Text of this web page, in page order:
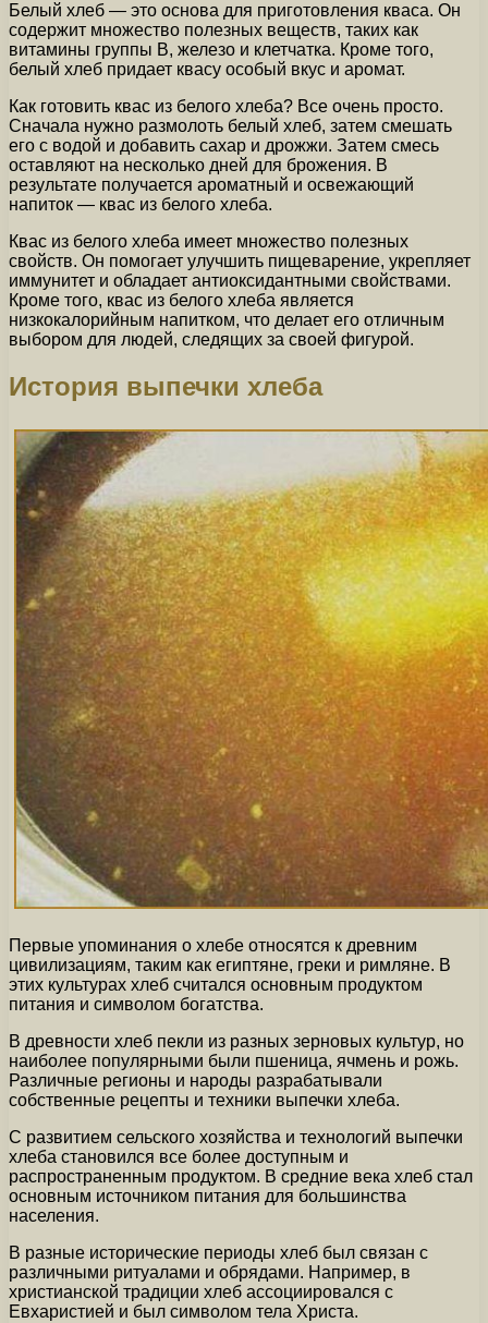
Белый хлеб — это основа для приготовления кваса. Он
содержит множество полезных веществ, таких как
витамины группы В, железо и клетчатка. Кроме того,
белый хлеб придает квасу особый вкус и аромат.
Как готовить квас из белого хлеба? Все очень просто.
Сначала нужно размолоть белый хлеб, затем смешать
его с водой и добавить сахар и дрожжи. Затем смесь
оставляют на несколько дней для брожения. В
результате получается ароматный и освежающий
напиток — квас из белого хлеба.
Квас из белого хлеба имеет множество полезных
свойств. Он помогает улучшить пищеварение, укрепляет
иммунитет и обладает антиоксидантными свойствами.
Кроме того, квас из белого хлеба является
низкокалорийным напитком, что делает его отличным
выбором для людей, следящих за своей фигурой.
История выпечки хлеба
Первые упоминания о хлебе относятся к древним
цивилизациям, таким как египтяне, греки и римляне. В
этих культурах хлеб считался основным продуктом
питания и символом богатства.
В древности хлеб пекли из разных зерновых культур, но
наиболее популярными были пшеница, ячмень и рожь.
Различные регионы и народы разрабатывали
собственные рецепты и техники выпечки хлеба.
С развитием сельского хозяйства и технологий выпечки
хлеба становился все более доступным и
распространенным продуктом. В средние века хлеб стал
основным источником питания для большинства
населения.
В разные исторические периоды хлеб был связан с
различными ритуалами и обрядами. Например, в
христианской традиции хлеб ассоциировался с
Евхаристией и был символом тела Христа.